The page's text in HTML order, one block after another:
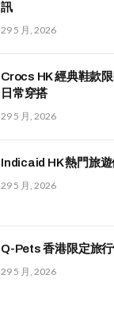
訊
29 5 月, 2026
Crocs HK 經典鞋款
日常穿搭
29 5 月, 2026
Indicaid HK 熱門旅
29 5 月, 2026
Q-Pets 香港限定旅
29 5 月, 2026